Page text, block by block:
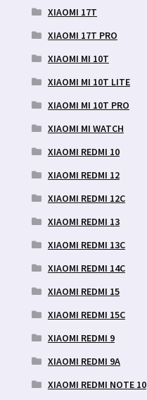
XIAOMI 17T
XIAOMI 17T PRO
XIAOMI MI 10T
XIAOMI MI 10T LITE
XIAOMI MI 10T PRO
XIAOMI MI WATCH
XIAOMI REDMI 10
XIAOMI REDMI 12
XIAOMI REDMI 12C
XIAOMI REDMI 13
XIAOMI REDMI 13C
XIAOMI REDMI 14C
XIAOMI REDMI 15
XIAOMI REDMI 15C
XIAOMI REDMI 9
XIAOMI REDMI 9A
XIAOMI REDMI NOTE 10